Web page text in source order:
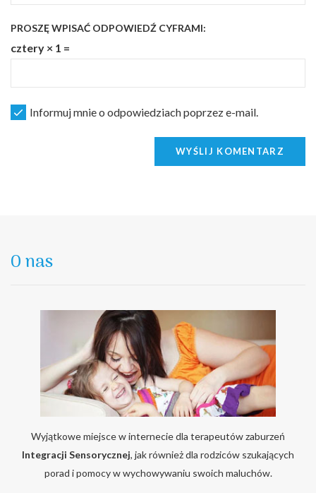
PROSZĘ WPISAĆ ODPOWIEDŹ CYFRAMI:
cztery × 1 =
Informuj mnie o odpowiedziach poprzez e-mail.
WYŚLIJ KOMENTARZ
O nas
Wyjątkowe miejsce w internecie dla terapeutów zaburzeń
Integracji Sensorycznej, jak również dla rodziców szukających
porad i pomocy w wychowywaniu swoich maluchów.